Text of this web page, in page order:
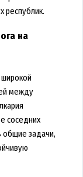
республик.
на
между
соседних
общие задачи,